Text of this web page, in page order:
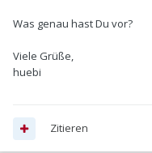
Was genau hast Du vor?
Viele Grüße,
huebi
Zitieren